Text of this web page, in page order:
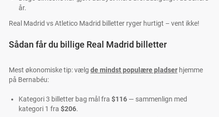
år.
Real Madrid vs Atletico Madrid billetter ryger hurtigt – vent ikke!
Sådan får du billige Real Madrid billetter
Mest økonomiske tip: vælg de mindst populære pladser hjemme
på Bernabéu:
Kategori 3 billetter bag mål fra $116 — sammenlign med
kategori 1 fra $206.